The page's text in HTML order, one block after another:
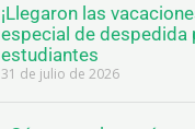
¡Llegaron las
especial de despedida
estudiantes
31 de julio de 2026